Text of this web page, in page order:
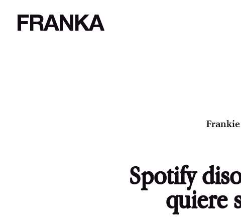
FRANKA
Spotify
quiere